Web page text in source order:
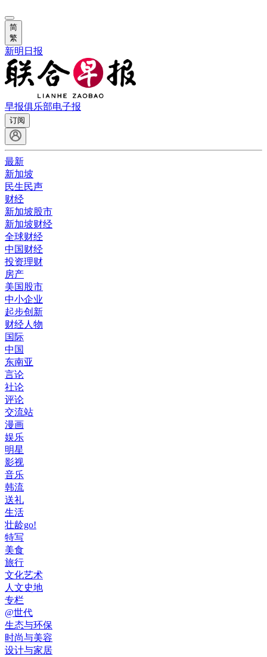
简
繁
新明日报
早报俱乐部电子报
订阅
最新
新加坡
民生民声
财经
新加坡股市
新加坡财经
全球财经
中国财经
投资理财
房产
美国股市
中小企业
起步创新
财经人物
国际
中国
东南亚
言论
社论
评论
交流站
漫画
娱乐
明星
影视
音乐
韩流
送礼
生活
壮龄go!
特写
美食
旅行
文化艺术
人文史地
专栏
@世代
生态与环保
时尚与美容
设计与家居